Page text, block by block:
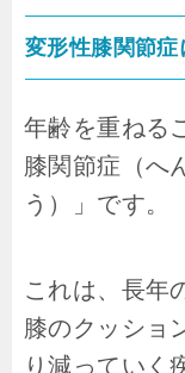
変形性膝関節
年齢を重ねる
膝関節症（へ
う）」です。
これは、長年
膝のクッショ
り減っていく